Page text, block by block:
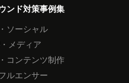
ンド対策事例集
ソーシャル
メディア
コンテンツ制作
ルエンサー